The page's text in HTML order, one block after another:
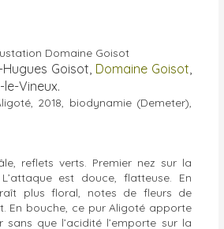
Goisot, Domaine Goisot,
Vineux.
2018, biodynamie (Demeter),
reflets verts. Premier nez sur la
est douce, flatteuse. En
plus floral, notes de fleurs de
En bouche, ce pur Aligoté apporte
sans que l’acidité l’emporte sur la